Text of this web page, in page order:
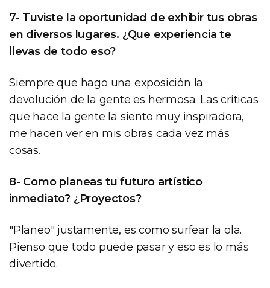
7- Tuviste la oportunidad de exhibir tus obras
en diversos lugares. ¿Que experiencia te
llevas de todo eso?
Siempre que hago una exposición la
devolución de la gente es hermosa. Las críticas
que hace la gente la siento muy inspiradora,
me hacen ver en mis obras cada vez más
cosas.
8- Como planeas tu futuro artístico
inmediato? ¿Proyectos?
"Planeo" justamente, es como surfear la ola.
Pienso que todo puede pasar y eso es lo más
divertido.